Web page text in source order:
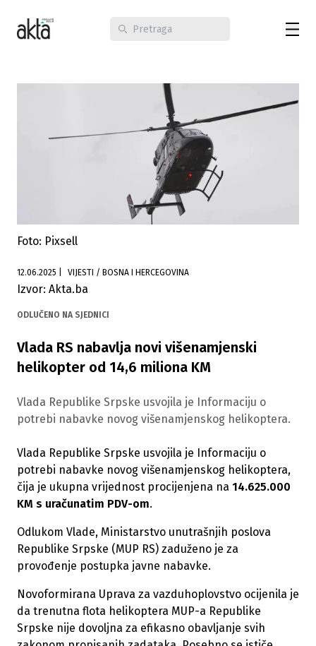
Foto: Pixsell
12.06.2025 VIJESTI / BOSNA I HERCEGOVINA
Izvor: Akta.ba
ODLUČENO NA SJEDNICI
Vlada RS nabavlja novi višenamjenski
helikopter od 14,6 miliona KM
Vlada Republike Srpske usvojila je Informaciju o
potrebi nabavke novog višenamjenskog helikoptera.
Vlada Republike Srpske usvojila je Informaciju o
potrebi nabavke novog višenamjenskog helikoptera,
čija je ukupna vrijednost procijenjena na 14.625.000
KM s uračunatim PDV-om.
Odlukom Vlade, Ministarstvo unutrašnjih poslova
Republike Srpske (MUP RS) zaduženo je za
provođenje postupka javne nabavke.
Novoformirana Uprava za vazduhoplovstvo ocijenila je
da trenutna flota helikoptera MUP-a Republike
Srpske nije dovoljna za efikasno obavljanje svih